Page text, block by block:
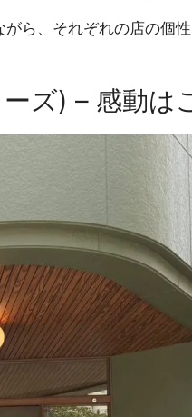
ら、それぞれの店の個
ズ) – 感動は